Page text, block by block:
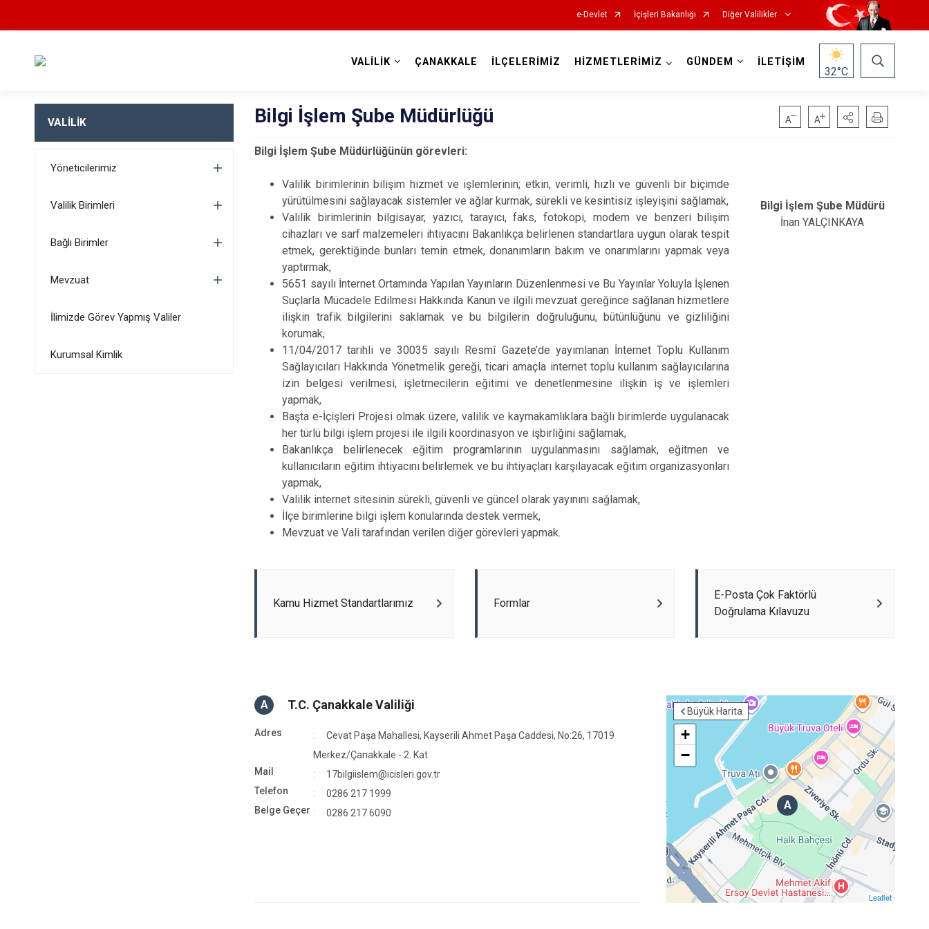
e-Devlet İçişleri Bakanlığı Diğer Valilikler
VALİLİK ÇANAKKALE İLÇELERİMİZ HİZMETLERİMİZ GÜNDEM İLETİŞİM
32°C
VALİLİK
Yöneticilerimiz
Valilik Birimleri
Bağlı Birimler
Mevzuat
İlimizde Görev Yapmış Valiler
Kurumsal Kimlik
Bilgi İşlem Şube Müdürlüğü
Bilgi İşlem Şube Müdürlüğünün görevleri:
Valilik birimlerinin bilişim hizmet ve işlemlerinin; etkin, verimli, hızlı ve güvenli bir biçimde
yürütülmesini sağlayacak sistemler ve ağlar kurmak, sürekli ve kesintisiz işleyişini sağlamak,
Valilik birimlerinin bilgisayar, yazıcı, tarayıcı, faks, fotokopi, modem ve benzeri bilişim
cihazları ve sarf malzemeleri ihtiyacını Bakanlıkça belirlenen standartlara uygun olarak tespit
etmek, gerektiğinde bunları temin etmek, donanımların bakım ve onarımlarını yapmak veya
yaptırmak,
5651 sayılı İnternet Ortamında Yapılan Yayınların Düzenlenmesi ve Bu Yayınlar Yoluyla İşlenen
Suçlarla Mücadele Edilmesi Hakkında Kanun ve ilgili mevzuat gereğince sağlanan hizmetlere
ilişkin trafik bilgilerini saklamak ve bu bilgilerin doğruluğunu, bütünlüğünü ve gizliliğini
korumak,
11/04/2017 tarihli ve 30035 sayılı Resmî Gazete’de yayımlanan İnternet Toplu Kullanım
Sağlayıcıları Hakkında Yönetmelik gereği, ticari amaçla internet toplu kullanım sağlayıcılarına
izin belgesi verilmesi, işletmecilerin eğitimi ve denetlenmesine ilişkin iş ve işlemleri
yapmak,
Başta e-İçişleri Projesi olmak üzere, valilik ve kaymakamlıklara bağlı birimlerde uygulanacak
her türlü bilgi işlem projesi ile ilgili koordinasyon ve işbirliğini sağlamak,
Bakanlıkça belirlenecek eğitim programlarının uygulanmasını sağlamak, eğitmen ve
kullanıcıların eğitim ihtiyacını belirlemek ve bu ihtiyaçları karşılayacak eğitim organizasyonları
yapmak,
Valilik internet sitesinin sürekli, güvenli ve güncel olarak yayınını sağlamak,
İlçe birimlerine bilgi işlem konularında destek vermek,
Mevzuat ve Vali tarafından verilen diğer görevleri yapmak.
Bilgi İşlem Şube Müdürü
İnan YALÇINKAYA
Kamu Hizmet Standartlarımız Formlar
E-Posta Çok Faktörlü
Doğrulama Kılavuzu
Büyük Harita
A
+
−
Leaflet
A T.C. Çanakkale Valiliği
Adres
Cevat Paşa Mahallesi, Kayserili Ahmet Paşa Caddesi, No:26, 17019
Merkez/Çanakkale - 2. Kat
Mail
17bilgiislem@icisleri.gov.tr
Telefon
0286 217 1999
Belge Geçer
0286 217 6090